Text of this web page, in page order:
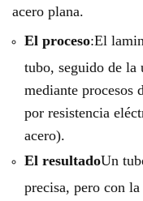
acero plana.
El proceso:El
tubo, seguido de la
mediante procesos
por resistencia
acero).
El resultadoUn
precisa, pero con